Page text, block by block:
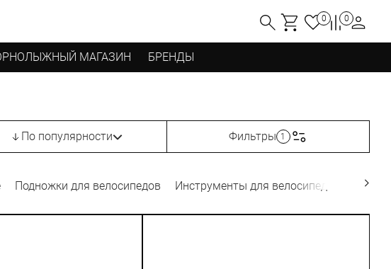
0 0
МАГАЗИН БРЕНДЫ
По популярности Фильтры 1
Подножки для велосипедов Инструменты для велосипедов